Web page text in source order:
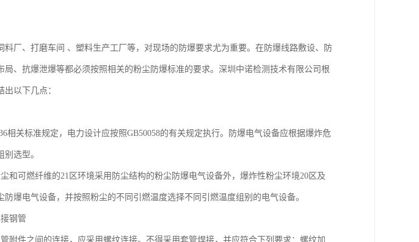
厂、打磨车间 、塑料生产工厂等，对现场的防爆要求尤为重要。在防爆线路敷设、防
、抗爆泄爆等都必须按照相关的粉尘防爆标准的要求。深圳中诺检测技术有限公司根
以下几点：
相关标准规定，电力设计应按照GB50058的有关规定执行。防爆电气设备应根据爆炸危
选型。
和可燃纤维的21区环境采用防尘结构的粉尘防爆电气设备外，爆炸性粉尘环境20区及
爆电气设备，并按照粉尘的不同引燃温度选择不同引燃温度组别的电气设备。
钢管
附件之间的连接，应采用螺纹连接。不得采用套管焊接，并应符合下列要求：螺纹加